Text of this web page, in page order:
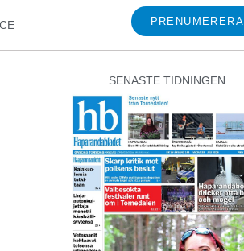
PRENUMERERA
SENASTE TIDNINGEN